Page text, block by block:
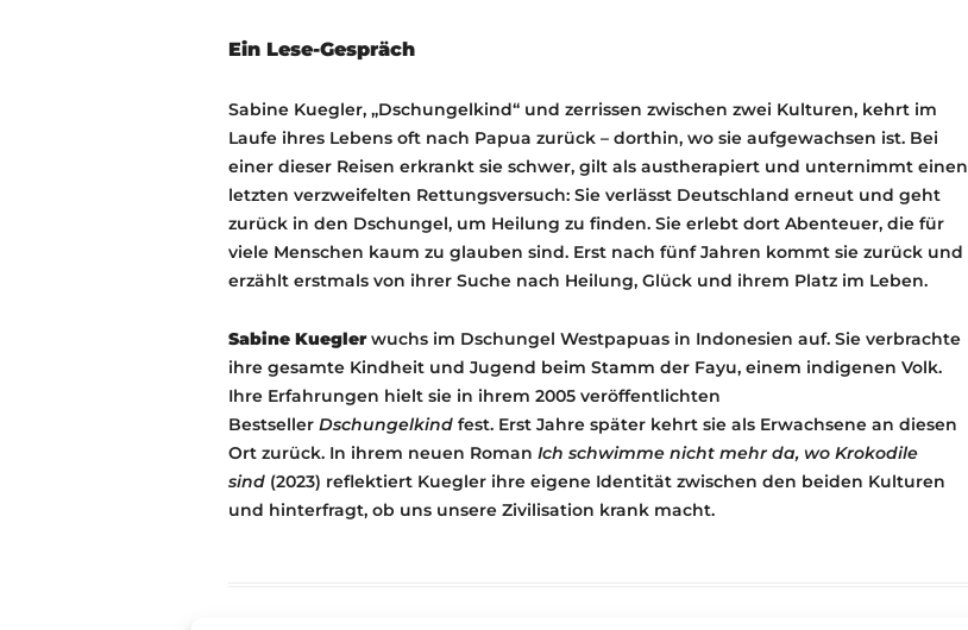
Ein Lese-Gespräch
Sabine Kuegler, „Dschungelkind“ und zerrissen zwischen zwei Kulturen, kehrt im
Laufe ihres Lebens oft nach Papua zurück – dorthin, wo sie aufgewachsen ist. Bei
einer dieser Reisen erkrankt sie schwer, gilt als austherapiert und unternimmt einen
letzten verzweifelten Rettungsversuch: Sie verlässt Deutschland erneut und geht
zurück in den Dschungel, um Heilung zu finden. Sie erlebt dort Abenteuer, die für
viele Menschen kaum zu glauben sind. Erst nach fünf Jahren kommt sie zurück und
erzählt erstmals von ihrer Suche nach Heilung, Glück und ihrem Platz im Leben.
Sabine Kueglerwuchs im Dschungel Westpapuas in Indonesien auf. Sie verbrachte
ihre gesamte Kindheit und Jugend beim Stamm der Fayu, einem indigenen Volk.
Ihre Erfahrungen hielt sie in ihrem 2005 veröffentlichten
Bestseller Dschungelkind fest. Erst Jahre später kehrt sie als Erwachsene an diesen
Ort zurück. In ihrem neuen Roman Ich schwimme nicht mehr da, wo Krokodile
sind (2023) reflektiert Kuegler ihre eigene Identität zwischen den beiden Kulturen
und hinterfragt, ob uns unsere Zivilisation krank macht.